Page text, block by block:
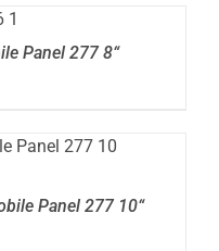
Panel 277 8“
Panel 277 10“